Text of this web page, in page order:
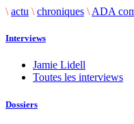
\ actu \ chroniques \ ADA
Interviews
Jamie Lidell
Toutes les interviews
Dossiers